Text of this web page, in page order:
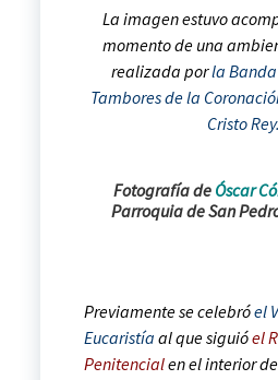
La imagen estuvo
momento de una
realizada porla Banda
Tambores de la
Cristo Rey.
Fotografía de Óscar
Parroquia de San
Previamente se celebróel
Eucaristía al que siguióel
Penitencialen el interior